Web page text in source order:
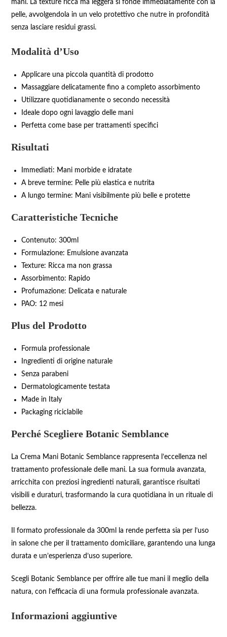
mani. La texture ricca ma leggera si fonde immediatamente con la
pelle, avvolgendola in un velo protettivo che nutre in profondità
senza lasciare residui grassi.
Modalità d’Uso
Applicare una piccola quantità di prodotto
Massaggiare delicatamente fino a completo assorbimento
Utilizzare quotidianamente o secondo necessità
Ideale dopo ogni lavaggio delle mani
Perfetta come base per trattamenti specifici
Risultati
Immediati: Mani morbide e idratate
A breve termine: Pelle più elastica e nutrita
A lungo termine: Mani visibilmente più belle e protette
Caratteristiche Tecniche
Contenuto: 300ml
Formulazione: Emulsione avanzata
Texture: Ricca ma non grassa
Assorbimento: Rapido
Profumazione: Delicata e naturale
PAO: 12 mesi
Plus del Prodotto
Formula professionale
Ingredienti di origine naturale
Senza parabeni
Dermatologicamente testata
Made in Italy
Packaging riciclabile
Perché Scegliere Botanic Semblance
La Crema Mani Botanic Semblance rappresenta l’eccellenza nel
trattamento professionale delle mani. La sua formula avanzata,
arricchita con preziosi ingredienti naturali, garantisce risultati
visibili e duraturi, trasformando la cura quotidiana in un rituale di
bellezza.
Il formato professionale da 300ml la rende perfetta sia per l’uso
in salone che per il trattamento domiciliare, garantendo una lunga
durata e un’esperienza d’uso superiore.
Scegli Botanic Semblance per offrire alle tue mani il meglio della
natura, con l’efficacia di una formula professionale avanzata.
Informazioni aggiuntive